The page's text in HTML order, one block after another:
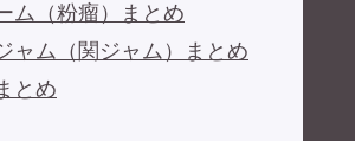
ム（粉瘤）まとめ
ャム（関ジャム）まとめ
とめ